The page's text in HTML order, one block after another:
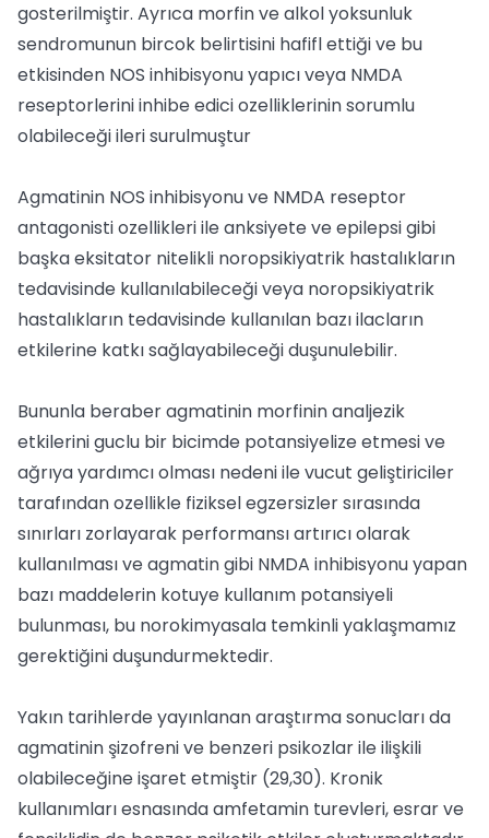
gosterilmiştir. Ayrıca morfin ve alkol yoksunluk
sendromunun bircok belirtisini hafifl ettiği ve bu
etkisinden NOS inhibisyonu yapıcı veya NMDA
reseptorlerini inhibe edici ozelliklerinin sorumlu
olabileceği ileri surulmuştur
Agmatinin NOS inhibisyonu ve NMDA reseptor
antagonisti ozellikleri ile anksiyete ve epilepsi gibi
başka eksitator nitelikli noropsikiyatrik hastalıkların
tedavisinde kullanılabileceği veya noropsikiyatrik
hastalıkların tedavisinde kullanılan bazı ilacların
etkilerine katkı sağlayabileceği duşunulebilir.
Bununla beraber agmatinin morfinin analjezik
etkilerini guclu bir bicimde potansiyelize etmesi ve
ağrıya yardımcı olması nedeni ile vucut geliştiriciler
tarafından ozellikle fiziksel egzersizler sırasında
sınırları zorlayarak performansı artırıcı olarak
kullanılması ve agmatin gibi NMDA inhibisyonu yapan
bazı maddelerin kotuye kullanım potansiyeli
bulunması, bu norokimyasala temkinli yaklaşmamız
gerektiğini duşundurmektedir.
Yakın tarihlerde yayınlanan araştırma sonucları da
agmatinin şizofreni ve benzeri psikozlar ile ilişkili
olabileceğine işaret etmiştir (29,30). Kronik
kullanımları esnasında amfetamin turevleri, esrar ve